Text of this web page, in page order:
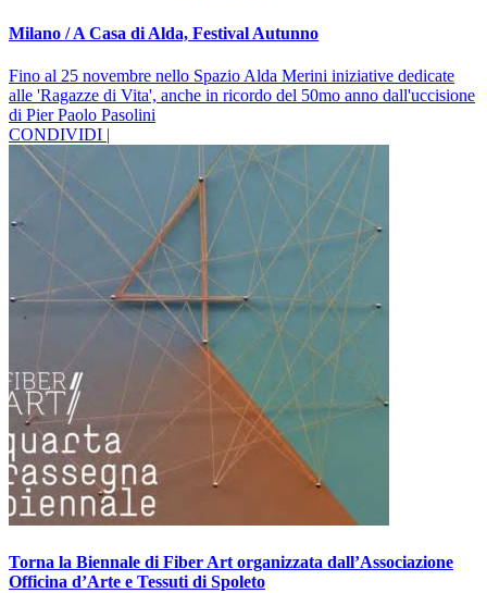
Milano / A Casa di Alda, Festival Autunno
Fino al 25 novembre nello Spazio Alda Merini iniziative dedicate
alle 'Ragazze di Vita', anche in ricordo del 50mo anno dall'uccisione
di Pier Paolo Pasolini
CONDIVIDI |
Torna la Biennale di Fiber Art organizzata dall’Associazione
Officina d’Arte e Tessuti di Spoleto